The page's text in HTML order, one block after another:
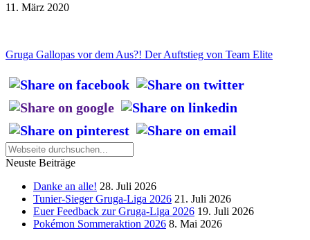
11. März 2020
Gruga Gallopas vor dem Aus?! Der Auftstieg von Team Elite
Neuste Beiträge
Danke an alle! 28. Juli 2026
Tunier-Sieger Gruga-Liga 2026 21. Juli 2026
Euer Feedback zur Gruga-Liga 2026 19. Juli 2026
Pokémon Sommeraktion 2026 8. Mai 2026